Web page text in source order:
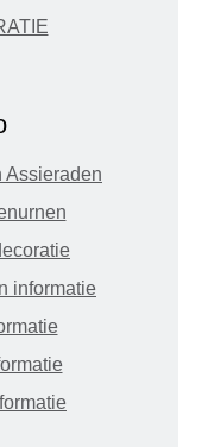
Assieraden
informatie